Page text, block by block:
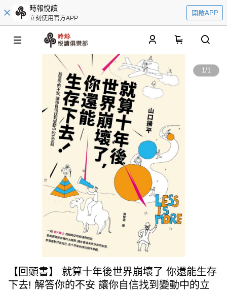
時報悅讀
立刻使用官方APP
開啟APP
1/1
【回頭書】 就算十年後世界崩壞了 你還能生存
下去! 解答你的不安 讓你自信找到變動中的立